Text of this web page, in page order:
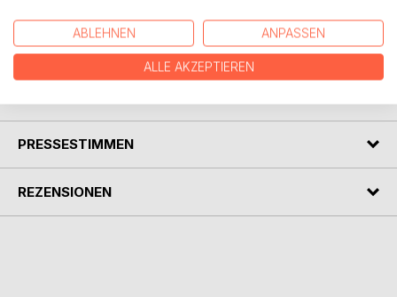
Geheimnisse oder die Last des Schweigens
Die dunkle Seite des Mondes
PRESSESTIMMEN
REZENSIONEN
ABLEHNEN ANPASSEN
ALLE AKZEPTIEREN